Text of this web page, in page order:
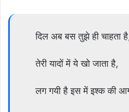
दिल अब बस तुझे ही चाहता
तेरी यादों में ये खो जाता है,
लग गयी है इस में इश्क की